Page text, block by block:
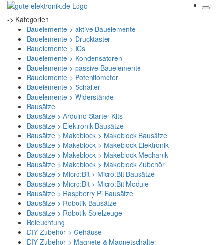
-> Kategorien
Bauelemente > aktive Bauelemente
Bauelemente > Drucktaster
Bauelemente > ICs
Bauelemente > Kondensatoren
Bauelemente > passive Bauelemente
Bauelemente > Potentiometer
Bauelemente > Schalter
Bauelemente > Widerstände
Bausätze
Bausätze > Arduino Starter Kits
Bausätze > Elektronik-Bausätze
Bausätze > Makeblock > Makeblock Bausätze
Bausätze > Makeblock > Makeblock Elektronik
Bausätze > Makeblock > Makeblock Mechanik
Bausätze > Makeblock > Makeblock Zubehör
Bausätze > Micro:Bit > Micro:Bit Bausätze
Bausätze > Micro:Bit > Micro:Bit Module
Bausätze > Raspberry Pi Bausätze
Bausätze > Robotik-Bausätze
Bausätze > Robotik Spielzeuge
Beleuchtung
DIY-Zubehör > Gehäuse
DIY-Zubehör > Magnete & Magnetschalter